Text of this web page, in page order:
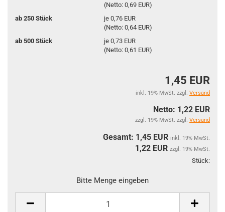
(Netto: 0,69 EUR)
ab 250 Stück
je 0,76 EUR
(Netto: 0,64 EUR)
ab 500 Stück
je 0,73 EUR
(Netto: 0,61 EUR)
1,45 EUR
inkl. 19% MwSt. zzgl. Versand
Netto: 1,22 EUR
zzgl. 19% MwSt. zzgl. Versand
Gesamt: 1,45 EUR inkl. 19% MwSt.
1,22 EUR zzgl. 19% MwSt.
Stück:
Bitte Menge eingeben